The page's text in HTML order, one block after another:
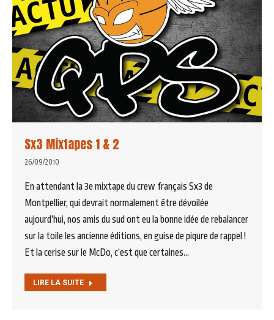
Sx3 Mixtapes 1 & 2
26/09/2010
En attendant la 3e mixtape du crew français Sx3 de
Montpellier, qui devrait normalement être dévoilée
aujourd’hui, nos amis du sud ont eu la bonne idée de rebalancer
sur la toile les ancienne éditions, en guise de piqure de rappel !
Et la cerise sur le McDo, c’est que certaines…
LIRE LA SUITE